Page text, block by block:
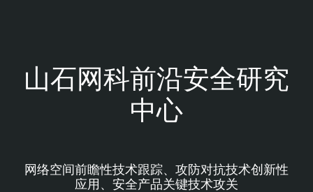
山石网科前沿安全研究
中心
网络空间前瞻性技术跟踪、攻防对抗技术创新性
应用、安全产品关键技术攻关